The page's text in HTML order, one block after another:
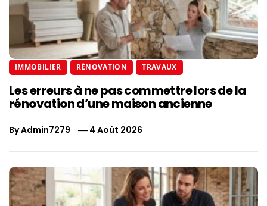
IMMOBILIER RÉNOVATION TRAVAUX
Les erreurs à ne pas commettre lors de la
rénovation d’une maison ancienne
ByAdmin7279 4 Août 2026